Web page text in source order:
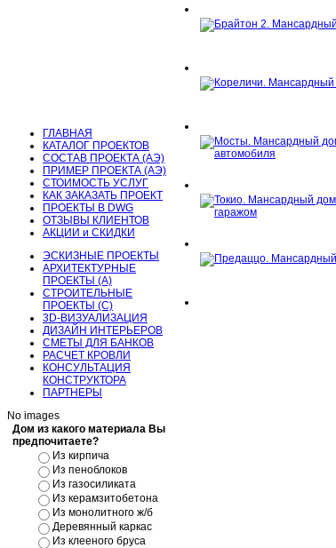
Дизайн интерьеров
Проекты мансардных домов
Проекты мансардных домов
Проекты двухквартирных домов
ГЛАВНАЯ
КАТАЛОГ ПРОЕКТОВ
СОСТАВ ПРОЕКТА (АЭ)
ПРИМЕР ПРОЕКТА (АЭ)
СТОИМОСТЬ УСЛУГ
КАК ЗАКАЗАТЬ ПРОЕКТ
ПРОЕКТЫ В DWG
ОТЗЫВЫ КЛИЕНТОВ
АКЦИИ и СКИДКИ
ЭСКИЗНЫЕ ПРОЕКТЫ
АРХИТЕКТУРНЫЕ
ПРОЕКТЫ (А)
СТРОИТЕЛЬНЫЕ
ПРОЕКТЫ (С)
3D-ВИЗУАЛИЗАЦИЯ
ДИЗАЙН ИНТЕРЬЕРОВ
СМЕТЫ ДЛЯ БАНКОВ
РАСЧЕТ КРОВЛИ
КОНСУЛЬТАЦИЯ
КОНСТРУКТОРА
ПАРТНЕРЫ
No images
Дом из какого материала Вы
предпочитаете?
Из кирпича
Из пеноблоков
Из газосиликата
Из керамзитобетона
Из монолитного ж/б
Деревянный каркас
Из клееного бруса